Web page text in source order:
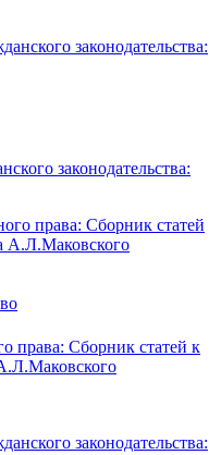
законодательства:
права: Сборник статей к